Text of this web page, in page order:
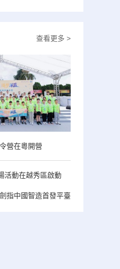
查看更多 >
營在粵開營
活動在越秀區啟動
指中國智造首發平臺